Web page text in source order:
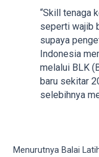
“Skill tenaga
seperti wajib
supaya
Indonesia
melalui BLK
baru sekitar
selebihnya
Menurutnya Balai